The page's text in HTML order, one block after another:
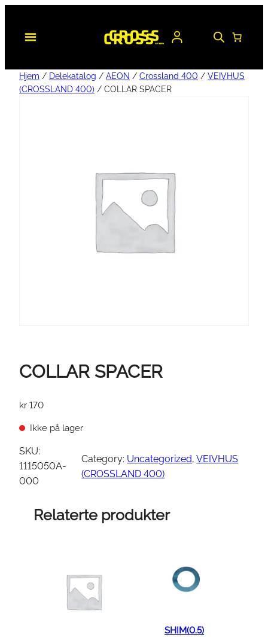
Hjem / Delekatalog / AEON / Crossland 400 / VEIVHUS
(CROSSLAND 400) / COLLAR SPACER
COLLAR SPACER
kr 170
Ikke på lager
SKU:
1115050A-
000
Category: Uncategorized, VEIVHUS
(CROSSLAND 400)
Relaterte produkter
SHIM(0.5)